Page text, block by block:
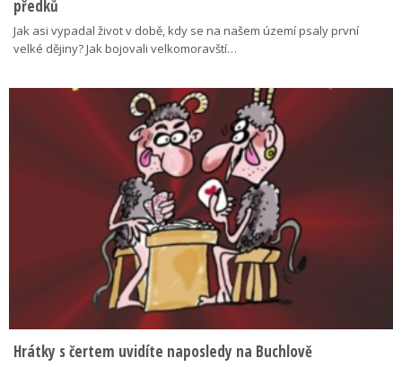
předků
Jak asi vypadal život v době, kdy se na našem území psaly první
velké dějiny? Jak bojovali velkomoravští…
Hrátky s čertem uvidíte naposledy na Buchlově